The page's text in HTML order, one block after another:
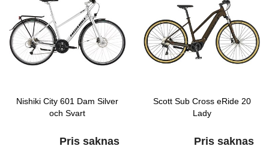
Nishiki City 601 Dam Silver
och Svart
Pris saknas
Scott Sub Cross eRide 20
Lady
Pris saknas